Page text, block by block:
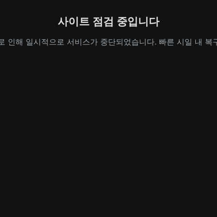
사이트 점검 중입니다
인해 일시적으로 서비스가 중단되었습니다. 빠른 시일 내 복